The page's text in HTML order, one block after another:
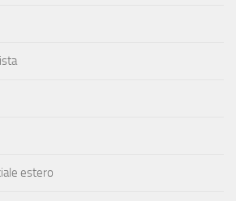
estero